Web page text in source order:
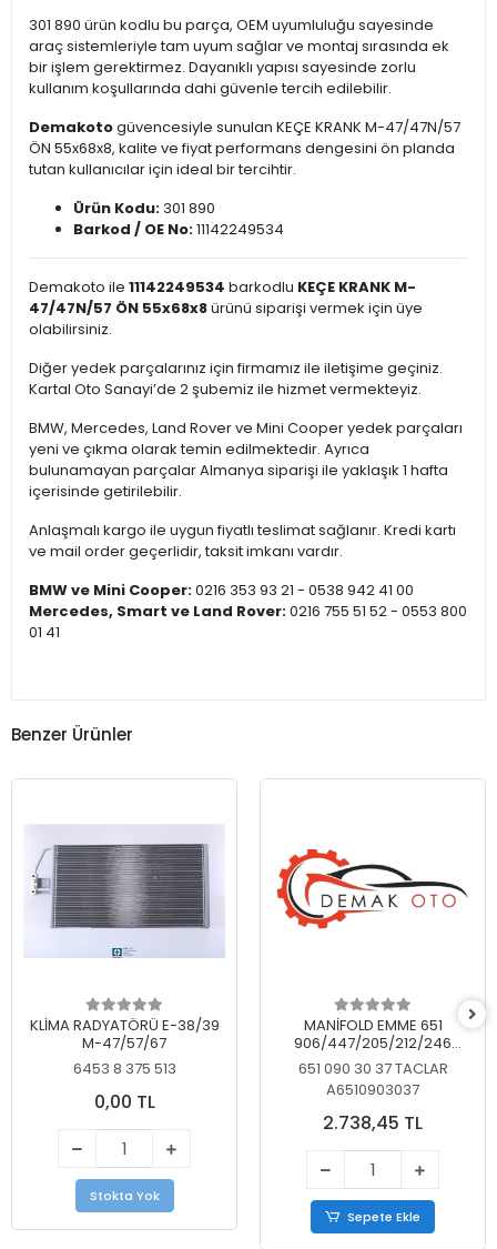
301 890 ürün kodlu bu parça, OEM uyumluluğu sayesinde
araç sistemleriyle tam uyum sağlar ve montaj sırasında ek
bir işlem gerektirmez. Dayanıklı yapısı sayesinde zorlu
kullanım koşullarında dahi güvenle tercih edilebilir.
Demakotogüvencesiyle sunulan KEÇE KRANK M-47/47N/57
ÖN 55x68x8, kalite ve fiyat performans dengesini ön planda
tutan kullanıcılar için ideal bir tercihtir.
Ürün Kodu:301 890
Barkod / OE No:11142249534
Demakoto ile 11142249534 barkodlu KEÇE KRANK M-
47/47N/57 ÖN 55x68x8ürünü siparişi vermek için üye
olabilirsiniz.
Diğer yedek parçalarınız için firmamız ile iletişime geçiniz.
Kartal Oto Sanayi’de 2 şubemiz ile hizmet vermekteyiz.
BMW, Mercedes, Land Rover ve Mini Cooper yedek parçaları
yeni ve çıkma olarak temin edilmektedir. Ayrıca
bulunamayan parçalar Almanya siparişi ile yaklaşık 1 hafta
içerisinde getirilebilir.
Anlaşmalı kargo ile uygun fiyatlı teslimat sağlanır. Kredi kartı
ve mail order geçerlidir, taksit imkanı vardır.
BMW ve Mini Cooper:0216 353 93 21 - 0538 942 41 00
Mercedes, Smart ve Land Rover:0216 755 51 52 - 0553 800
01 41
Benzer Ürünler
KLİMA RADYATÖRÜ E-38/39
M-47/57/67
6453 8 375 513
0,00 TL
Stokta Yok
MANİFOLD EMME 651
906/447/205/212/246
KELEBEKSİZ
651 090 30 37 TACLAR
A6510903037
2.738,45 TL
Sepete Ekle